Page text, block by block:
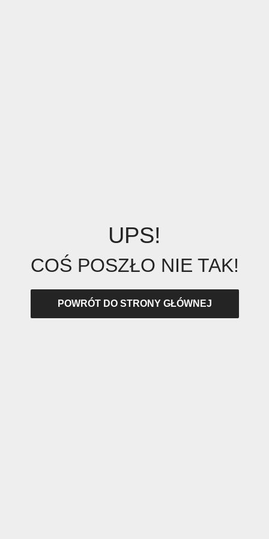
UPS!
COŚ POSZŁO NIE TAK!
POWRÓT DO STRONY GŁÓWNEJ